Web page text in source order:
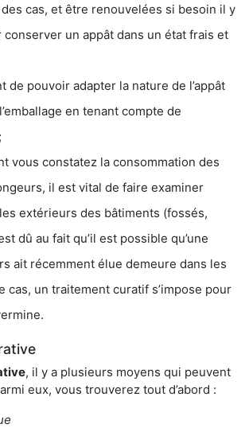
cas, et être renouvelées si besoin il y
conserver un appât dans un état frais et
de pouvoir adapter la nature de l’appât
en tenant compte de
vous constatez la consommation des
il est vital de faire examiner
extérieurs des bâtiments (fossés,
dû au fait qu’il est possible qu’une
ait récemment élue demeure dans les
cas, un traitement curatif s’impose pour
, il y a plusieurs moyens qui peuvent
eux, vous trouverez tout d’abord :